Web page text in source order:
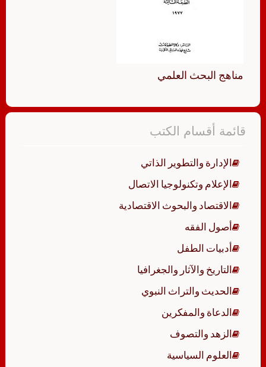
مناهج البحث العلمي
قائمة أقسام الكتب
الإدارة والتطوير الذاتي
الإعلام وتكنولوجيا الاتصال
الاقتصاد والبحوث الاقتصادية
أصول الفقه
أدبيات الطفل
التاريخ والآثار والجغرافيا
الحديث والتراث النبوي
الدعاة والمفكرين
الزهد والتصوف
العلوم السياسية